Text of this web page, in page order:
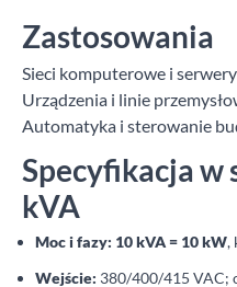
Zastosowania
Sieci komputerowe i
Urządzenia i linie
Automatyka i sterowanie
Specyfikacja w
kVA
Moc i fazy: 10 kVA = 10 kW,
Wejście: 380/400/415 VAC;